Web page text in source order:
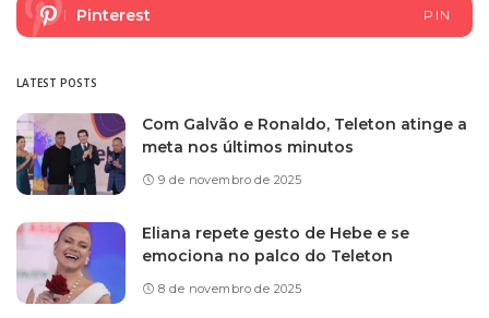
Pinterest PIN
LATEST POSTS
Com Galvão e Ronaldo, Teleton atinge a
meta nos últimos minutos
9 de novembro de 2025
Eliana repete gesto de Hebe e se
emociona no palco do Teleton
8 de novembro de 2025